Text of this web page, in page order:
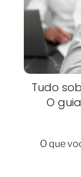
Tudo
O
O que